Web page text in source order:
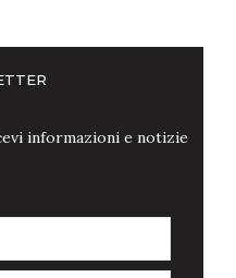
informazioni e notizie